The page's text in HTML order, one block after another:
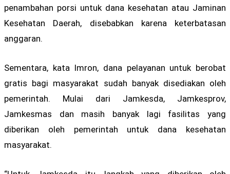
penambahan porsi untuk dana kesehatan atau Jaminan
Kesehatan Daerah, disebabkan karena keterbatasan
anggaran.
Sementara, kata Imron, dana pelayanan untuk berobat
gratis bagi masyarakat sudah banyak disediakan oleh
pemerintah. Mulai dari Jamkesda, Jamkesprov,
Jamkesmas dan masih banyak lagi fasilitas yang
diberikan oleh pemerintah untuk dana kesehatan
masyarakat.